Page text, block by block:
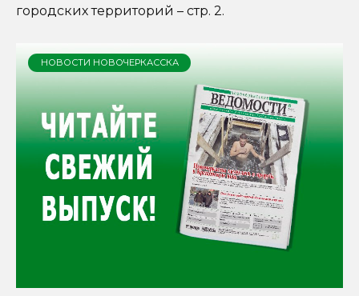
городских территорий – стр. 2.
НОВОСТИ НОВОЧЕРКАССКА